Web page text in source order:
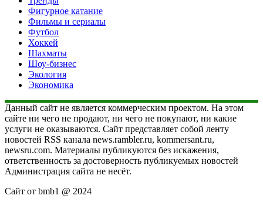
Фигурное катание
Фильмы и сериалы
Футбол
Хоккей
Шахматы
Шоу-бизнес
Экология
Экономика
Данный сайт не является коммерческим проектом. На этом
сайте ни чего не продают, ни чего не покупают, ни какие
услуги не оказываются. Сайт представляет собой ленту
новостей RSS канала news.rambler.ru, kommersant.ru,
newsru.com. Материалы публикуются без искажения,
ответственность за достоверность публикуемых новостей
Администрация сайта не несёт.
Сайт от bmb1 @ 2024